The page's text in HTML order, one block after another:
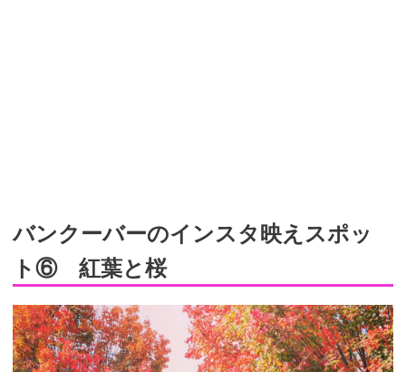
バンクーバーのインスタ映えスポッ
ト⑥ 紅葉と桜